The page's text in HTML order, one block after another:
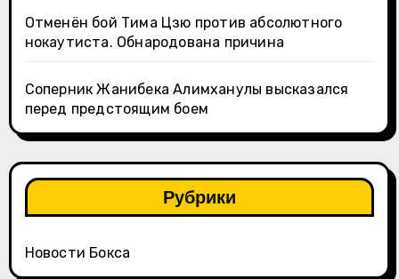
Отменён бой Тима Цзю против абсолютного
нокаутиста. Обнародована причина
Соперник Жанибека Алимханулы высказался
перед предстоящим боем
Рубрики
Новости Бокса